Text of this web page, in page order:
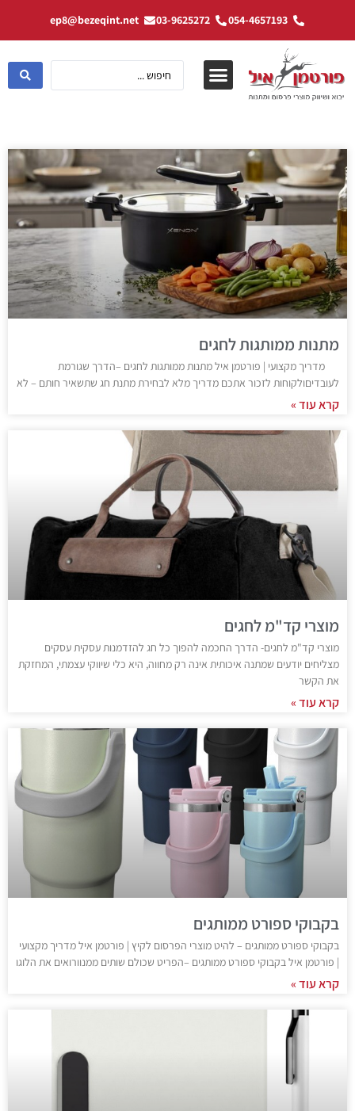
054-4657193
03-9625272
ep8@bezeqint.net
מתנות ממותגות לחגים
מדריך מקצועי | פורטמן איל מתנות ממותגות לחגים –הדרך שגורמת
לעובדיםולקוחות לזכור אתכם מדריך מלא לבחירת מתנת חג שתשאיר חותם – לא
קרא עוד »
מוצרי קד"מ לחגים
מוצרי קד"מ לחגים- הדרך החכמה להפוך כל חג להזדמנות עסקית עסקים
מצליחים יודעים שמתנה איכותית אינה רק מחווה, היא כלי שיווקי עצמתי, המחזקת
את הקשר
קרא עוד »
בקבוקי ספורט ממותגים
בקבוקי ספורט ממותגים – להיט מוצרי הפרסום לקיץ | פורטמן איל מדריך מקצועי
| פורטמן איל בקבוקי ספורט ממותגים –הפריט שכולם שותים ממנוורואים את הלוגו
קרא עוד »